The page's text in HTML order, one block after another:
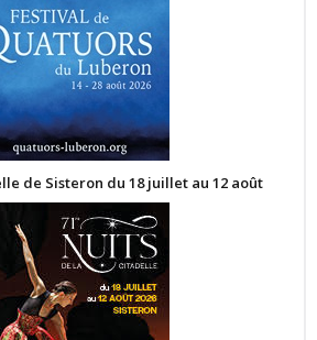
de Sisteron du 18 juillet au 12 août